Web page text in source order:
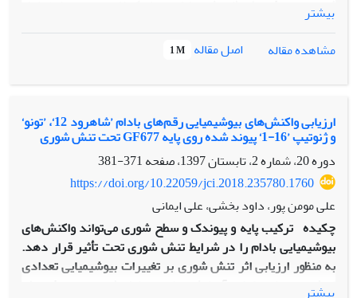
3، 5، 7 و 9 دسی‌زیمنس‌برمتر)، انجام شد. نتایج نشان داد که نوع
ژنوتیپ و سطح شوری بر تغییرات صفات مورفولوژیک، فیزیولوژیک
و غلظت عناصر غذایی موثر است. در تمامی ژنوتیپ‌های مطالعه
قطر شاخه، تعداد برگ کل، درصد برگ‌های سبز، وزن تر و خشک
اندام هوایی، محتوی رطوبت نسبی، شاخص کلروفیل، کلروفیل a، b
و کل، کاهش و درصد برگ‌های نکروزه، درصد برگ‌های ریزش
یافته، نسبت وزن تر ریشه به وزن تر اندام هوایی، درصد نشت
یونی، درصد سدیم، درصد کلر، نسبت سدیم به پتاسیم برگ‌ها،
افزایش یافتند ولی میزان کاهش و افزایش در صفات اندازه‌گیری
شده در بین ژنوتیپ‌های مطالعه شده با یکدیگر اختلاف معنی‌داری
داشتند. در این تحقیق در مجموع، ژنوتیپ‌های ’چاه افضل‘ و
’وشیک ترش سراوان‘ به‌ترتیب به عنوان متحمل‌ترین و
حساس‌ترین ژنوتیپ‌ها به شوری انتخاب شدند. ژنوتیپ چاه افضل
بیشتر
مشاهده مقاله
اصل مقاله 1 M
ارزیابی واکنش‌های بیوشیمیایی رقم‌های بادام ’شاهرود 12‘، ’تونو‘
و ژنوتیپ ’16-1‘ پیوند شده روی پایه GF677 تحت تنش شوری
دوره 20، شماره 2، تابستان 1397، صفحه
371-381
https://doi.org/10.22059/jci.2018.235780.1760
علی مومن پور، داود بخشی، علی ایمانی
چکیده ترکیب پایه و پیوندک و سطح شوری می‌تواند واکنش‌های
بیوشیمیایی بادام را در شرایط تنش شوری تحت تأثیر قرار دهد.
به منظور ارزیابی اثر تنش شوری بر تغییرات بیوشیمیایی تعدادی
بیشتر